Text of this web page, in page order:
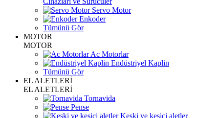
Servo Motor
Enkoder
Tümünü Gör
MOTOR
MOTOR
Ac Motorlar
Endüstriyel Kaplin
Tümünü Gör
EL ALETLERİ
EL ALETLERİ
Tornavida
Pense
Keski ve kesici aletler